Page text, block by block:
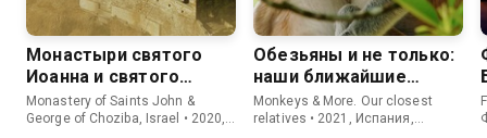
Монастыри святого
Иоанна и святого
Георгия Хозевита
Monastery of Saints John &
George of Choziba, Israel • 2020,
Обезьяны и не только:
наши ближайшие
родственники
Monkeys & More. Our closest
relatives • 2021, Испания,